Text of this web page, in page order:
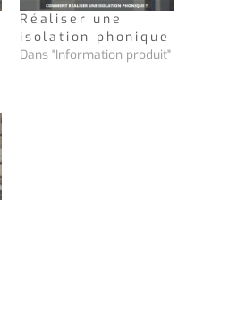
Réaliser une
isolation phonique
Dans "Information produit"